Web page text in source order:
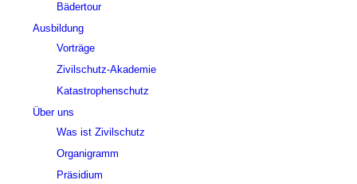
Bädertour
Ausbildung
Vorträge
Zivilschutz-Akademie
Katastrophenschutz
Über uns
Was ist Zivilschutz
Organigramm
Präsidium